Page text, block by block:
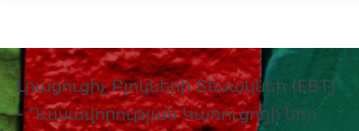
Լրացուցիչ Բլոկների Տեսակներ (EBT)
- Դասավորության Կառուցողի նոր